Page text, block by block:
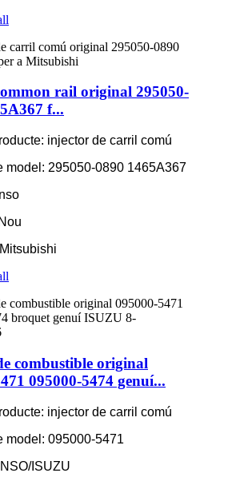
rail original 295050-
f...
injector de carril comú
model: 295050-0890 1465A367
Mitsubishi
combustible original
095000-5474 genuí...
injector de carril comú
model: 095000-5471
ISUZU